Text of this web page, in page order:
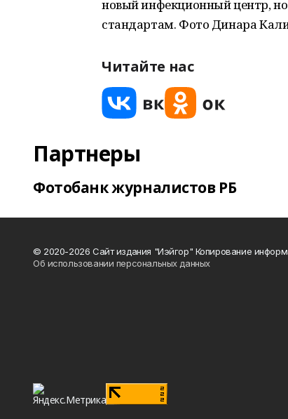
новый инфекционный центр,
стандартам. Фото Динара
Читайте нас
Партнеры
Фотобанк журналистов РБ
© 2020-2026 Сайт издания "Иэйгор" Копирование
Об использовании персональных данных